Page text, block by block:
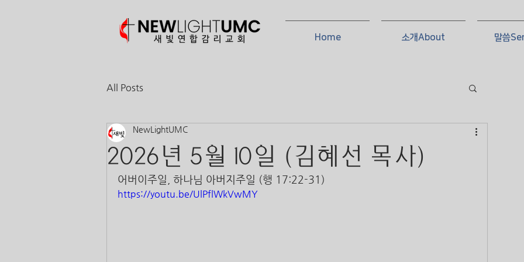
Home 소개About 말씀
All Posts
2026년 5월 10일 (김혜선 목사)
NewLightUMC
어버이주일, 하나님 아버지주일 (행 17:22-31)
https://youtu.be/UlPflWkVwMY